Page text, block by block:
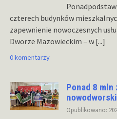
czterech budynków
zapewnienie nowoczesnych
Dworze Mazowieckim – w [...]
0 komentarzy
Ponad 8 mln
Opublikowano: